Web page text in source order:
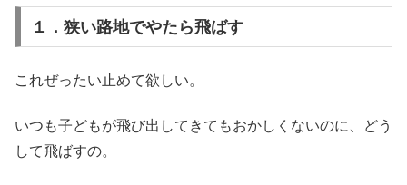
１．狭い路地でやたら飛ばす
これぜったい止めて欲しい。
いつも子どもが飛び出してきてもおかしくないのに、どう
して飛ばすの。